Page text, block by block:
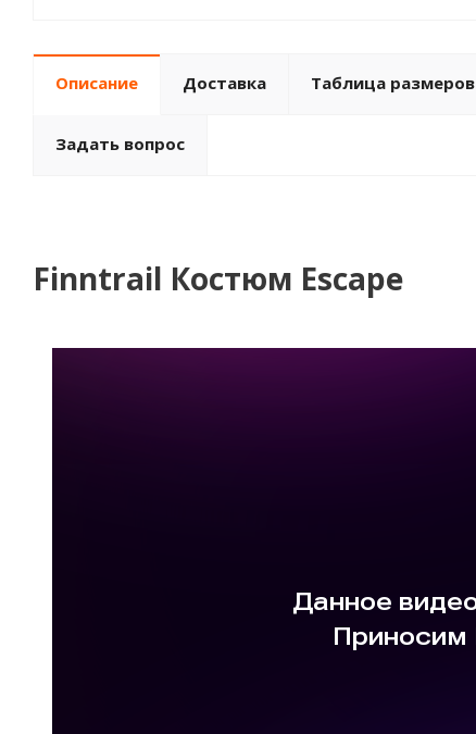
Описание Доставка Таблица размеров
Задать вопрос
Finntrail Костюм Escape